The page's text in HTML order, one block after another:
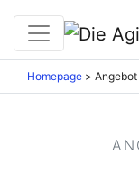
Homepage >